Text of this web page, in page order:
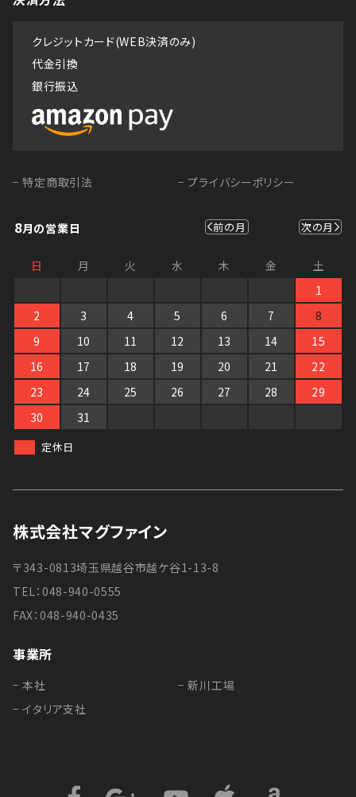
クレジットカード(WEB決済のみ)
代金引換
銀行振込
− 特定商取引法 − プライバシーポリシー
8月の営業日 前の月 次の月
日 月 火 水 木 金
土
1
2
3 4 5 6 7
8
9
10 11 12 13 14
15
16
17 18 19 20 21
22
23
24 25 26 27 28
29
30
31
定休日
株式会社マグファイン
〒343-0813埼玉県越谷市越ケ谷1-13-8
TEL：048-940-0555
FAX：048-940-0435
事業所
− 本社
− イタリア支社
− 新川工場